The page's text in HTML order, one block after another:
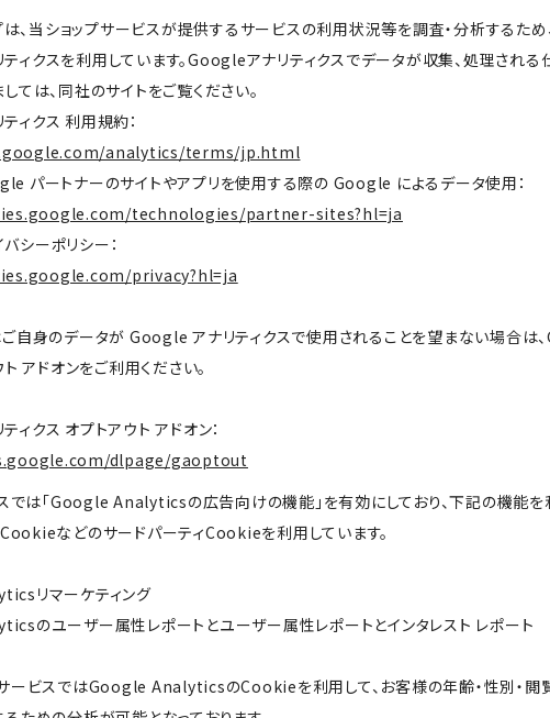
プは、当ショップサービスが提供するサービスの利用状況等を調査・分析する
ィクスを利用しています。Googleアナリティクスでデータが収集、処理され
ては、同社のサイトをご覧ください。
ィクス 利用規約：
analytics/terms/jp.html
パートナーのサイトやアプリを使用する際の Google によるデータ使用：
technologies/partner-sites?hl=ja
シーポリシー：
privacy?hl=ja
ご自身のデータが Google アナリティクスで使用されることを望まない場合
アドオンをご利用ください。
ィクス オプトアウト アドオン：
dlpage/gaoptout
スでは「Google Analyticsの広告向けの機能」を有効にしており、下記の機能を
などのサードパーティCookieを利用しています。
リマーケティング
のユーザー属性レポートとユーザー属性レポートとインタレスト レポート
サービスではGoogle AnalyticsのCookieを利用して、お客様の年齢・性別・閲